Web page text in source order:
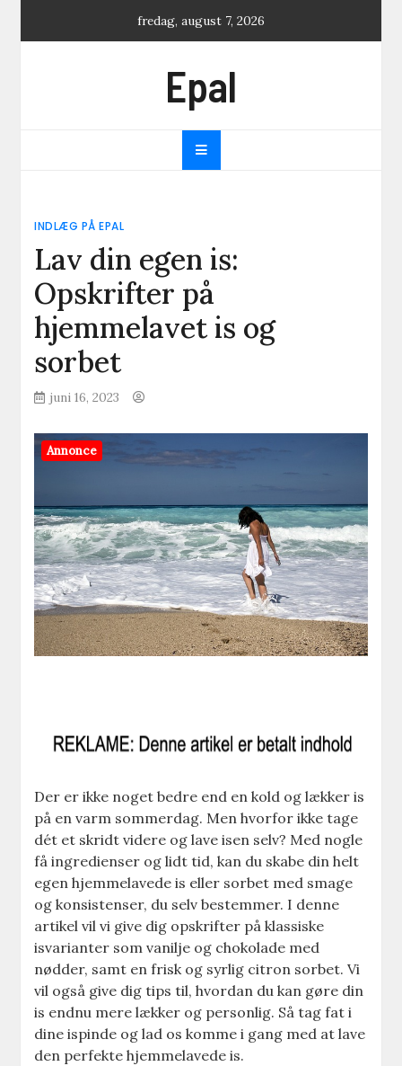
fredag, august 7, 2026
Epal
INDLÆG PÅ EPAL
Lav din egen is:
Opskrifter på
hjemmelavet is og
sorbet
juni 16, 2023
Annonce
Der er ikke noget bedre end en kold og lækker is
på en varm sommerdag. Men hvorfor ikke tage
dét et skridt videre og lave isen selv? Med nogle
få ingredienser og lidt tid, kan du skabe din helt
egen hjemmelavede is eller sorbet med smage
og konsistenser, du selv bestemmer. I denne
artikel vil vi give dig opskrifter på klassiske
isvarianter som vanilje og chokolade med
nødder, samt en frisk og syrlig citron sorbet. Vi
vil også give dig tips til, hvordan du kan gøre din
is endnu mere lækker og personlig. Så tag fat i
dine ispinde og lad os komme i gang med at lave
den perfekte hjemmelavede is.